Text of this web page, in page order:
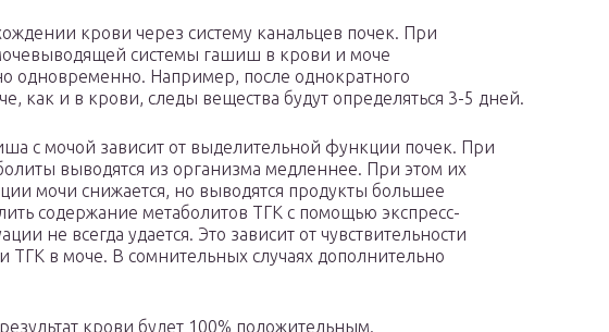
крови через систему канальцев почек. При
системы гашиш в крови и моче
одновременно. Например, после однократного
как и в крови, следы вещества будут определяться 3-5 дней.
с мочой зависит от выделительной функции почек. При
выводятся из организма медленнее. При этом их
мочи снижается, но выводятся продукты большее
содержание метаболитов ТГК с помощью экспресс-
не всегда удается. Это зависит от чувствительности
ТГК в моче. В сомнительных случаях дополнительно
крови будет 100% положительным.